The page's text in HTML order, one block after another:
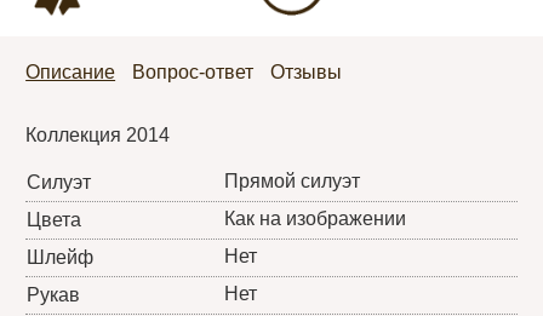
Описание Вопрос-ответ Отзывы
Коллекция 2014
Силуэт
Прямой силуэт
Цвета
Как на изображении
Шлейф
Нет
Рукав
Нет